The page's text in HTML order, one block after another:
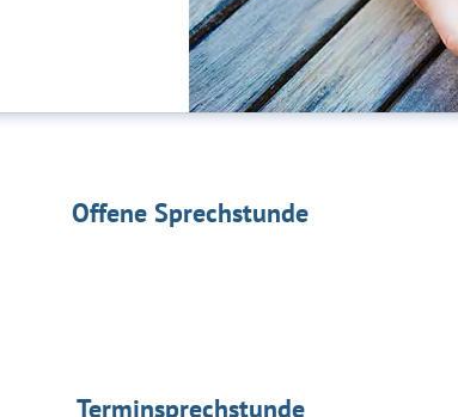
Offene Sprechstunde
Terminsprechstunde